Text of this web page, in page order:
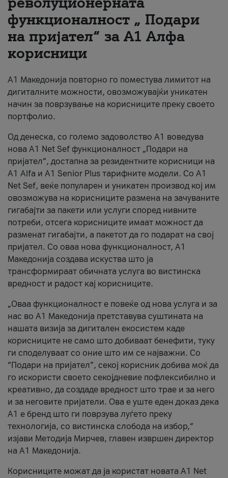
За нас
#ПодобарОнлајн
функционалност „ Подари
на пријател“ за А1 Алфа
корисници
А1 Македонија повторно го поместува лимитот на
дигиталните можности, овозможувајќи уникатен
начин за поврзување на корисниците преку своето
портфолио.
Од денеска, со големо задоволство А1 воведува
нова A1 Net Sef функционалност „Подари на
пријател“, достапна за резидентните корисници на
А1 Alfa и A1 Senior Plus тарифните модели. Со A1
Net Sef, веќе популарен и уникатен производ кој им
овозможува на корисниците размена на зачуваните
гигабајти за пакети или услуги според нивните
потреби, отсега корисниците имаат можност да
разменат гигабајти, а пакетот да го подарат на свој
пријател. Со оваа нова функционалност, А1
Македонија создава искуства што ја
трансформираат обичната услуга во вистинска
вредност и радост кај корисниците.
„Оваа функционалност е повеќе од нова услуга и за
нас во А1 Македонија претставува суштината на
нашата визија за дигитален екосистем каде
корисниците не само што добиваат бенефити, туку
ги споделуваат со оние што им се најважни. Со
“Подари на пријател”, секој корисник добива моќ да
го искористи своето секојдневие пофлексибилно и
креативно, да создаде вредност што трае и за него
и за неговите пријатели. Ова е уште еден доказ дека
А1 е бренд што ги поврзува луѓето преку
технологија, со вистинска слобода на избор,“
изјави Методија Мирчев, главен извршен директор
на А1 Македонија.
Корисниците можат да ја користат новата А1 Net